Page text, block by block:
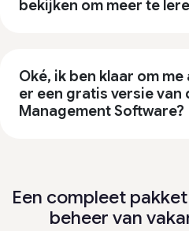
bekijken om meer te
Oké, ik ben klaar om me
er een gratis versie van
Management Software?
Een compleet
beheer van